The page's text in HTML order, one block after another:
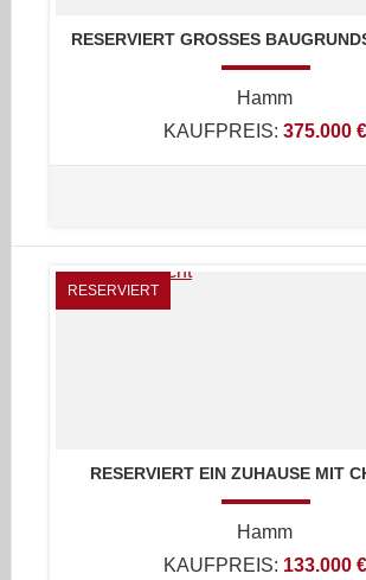
RESERVIERT GROSSES
Hamm
KAUFPREIS: 375.000 €
RESERVIERT
RESERVIERT EIN ZUHAUSE MIT
Hamm
KAUFPREIS: 133.000 €